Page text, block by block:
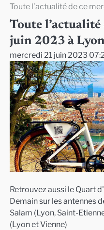
Toute l’actualité de ce
Toute
juin 2023 à
mercredi 21 juin 2023
Retrouvez aussi le Quart
Demain sur les antennes
Salam (Lyon, Saint-
(Lyon et Vienne)